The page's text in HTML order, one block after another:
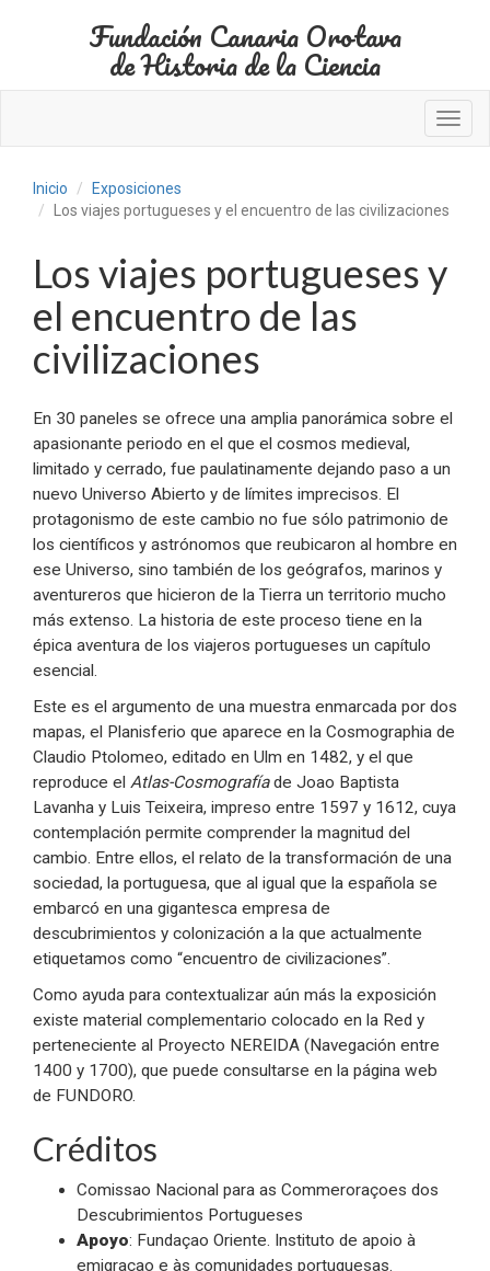
Fundación Canaria Orotava
de Historia de la Ciencia
Inicio
Exposiciones
Los viajes portugueses y el encuentro de las civilizaciones
Los viajes portugueses y
el encuentro de las
civilizaciones
En 30 paneles se ofrece una amplia panorámica sobre el
apasionante periodo en el que el cosmos medieval,
limitado y cerrado, fue paulatinamente dejando paso a un
nuevo Universo Abierto y de límites imprecisos. El
protagonismo de este cambio no fue sólo patrimonio de
los científicos y astrónomos que reubicaron al hombre en
ese Universo, sino también de los geógrafos, marinos y
aventureros que hicieron de la Tierra un territorio mucho
más extenso. La historia de este proceso tiene en la
épica aventura de los viajeros portugueses un capítulo
esencial.
Este es el argumento de una muestra enmarcada por dos
mapas, el Planisferio que aparece en la Cosmographia de
Claudio Ptolomeo, editado en Ulm en 1482, y el que
reproduce el Atlas-Cosmografíade Joao Baptista
Lavanha y Luis Teixeira, impreso entre 1597 y 1612, cuya
contemplación permite comprender la magnitud del
cambio. Entre ellos, el relato de la transformación de una
sociedad, la portuguesa, que al igual que la española se
embarcó en una gigantesca empresa de
descubrimientos y colonización a la que actualmente
etiquetamos como “encuentro de civilizaciones”.
Como ayuda para contextualizar aún más la exposición
existe material complementario colocado en la Red y
perteneciente al Proyecto NEREIDA (Navegación entre
1400 y 1700), que puede consultarse en la página web
de FUNDORO.
Créditos
Comissao Nacional para as Commeroraçoes dos
Descubrimientos Portugueses
Apoyo: Fundaçao Oriente. Instituto de apoio à
emigraçao e às comunidades portuguesas.